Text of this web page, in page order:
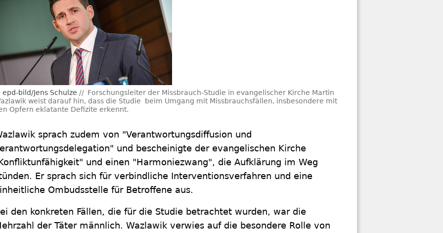
epd-bild/Jens Schulze
Forschungsleiter der Missbrauch-Studie in evangelischer Kirche Martin
weist darauf hin, dass die Studie beim Umgang mit Missbrauchsfällen, insbesondere mit
Opfern eklatante Defizite erkennt.
sprach zudem von "Verantwortungsdiffusion und
und bescheinigte der evangelischen Kirche
und einen "Harmoniezwang", die Aufklärung im Weg
Er sprach sich für verbindliche Interventionsverfahren und eine
Ombudsstelle für Betroffene aus.
den konkreten Fällen, die für die Studie betrachtet wurden, war die
der Täter männlich. Wazlawik verwies auf die besondere Rolle von